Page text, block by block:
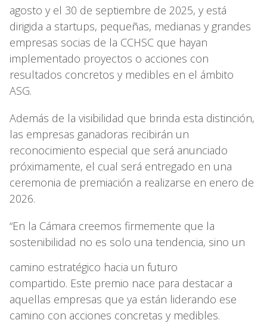
agosto y el 30 de septiembre de 2025, y está
dirigida a startups, pequeñas, medianas y grandes
empresas socias de la CCHSC que hayan
implementado proyectos o acciones con
resultados concretos y medibles en el ámbito
ASG.
Además de la visibilidad que brinda esta distinción,
las empresas ganadoras recibirán un
reconocimiento especial que será anunciado
próximamente, el cual será entregado en una
ceremonia de premiación a realizarse en enero de
2026.
“En la Cámara creemos firmemente que la
sostenibilidad no es solo una tendencia, sino un
camino estratégico hacia un futuro
compartido. Este premio nace para destacar a
aquellas empresas que ya están liderando ese
camino con acciones concretas y medibles.